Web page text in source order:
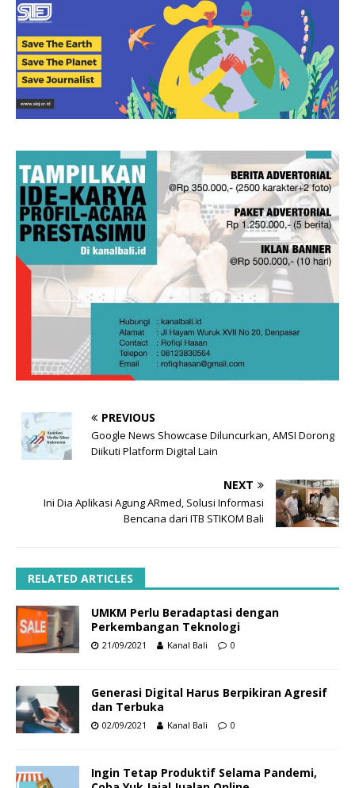
PREVIOUS
Google News Showcase Diluncurkan, AMSI Dorong
Diikuti Platform Digital Lain
NEXT
Ini Dia Aplikasi Agung ARmed, Solusi Informasi
Bencana dari ITB STIKOM Bali
RELATED ARTICLES
UMKM Perlu Beradaptasi dengan
Perkembangan Teknologi
21/09/2021 Kanal Bali 0
Generasi Digital Harus Berpikiran Agresif
dan Terbuka
02/09/2021 Kanal Bali 0
Ingin Tetap Produktif Selama Pandemi,